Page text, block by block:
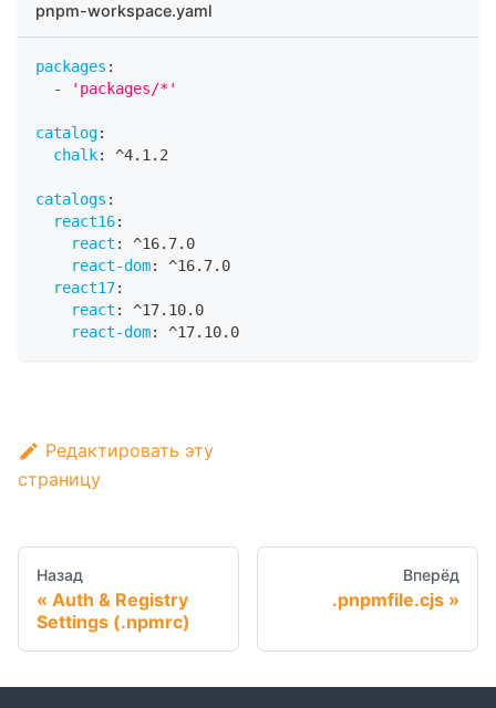
pnpm-workspace.yaml
packages :
-
'packages/*'
catalog:
chalk: ^4.1.2
catalogs :
react16:
react :
^16.7.0
react-dom:
^16.7.0
react17:
react :
^17.10.0
react-dom: ^17.10.0
Редактировать эту
страницу
Назад
Auth & Registry
Settings (.npmrc)
Вперёд
.pnpmfile.cjs